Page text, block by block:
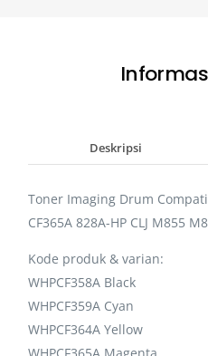
Deskripsi
Toner Imaging Drum
CF365A 828A-HP CLJ M855
Kode produk & varian:
WHPCF358A Black
WHPCF359A Cyan
WHPCF364A Yellow
WHPCF365A Magenta